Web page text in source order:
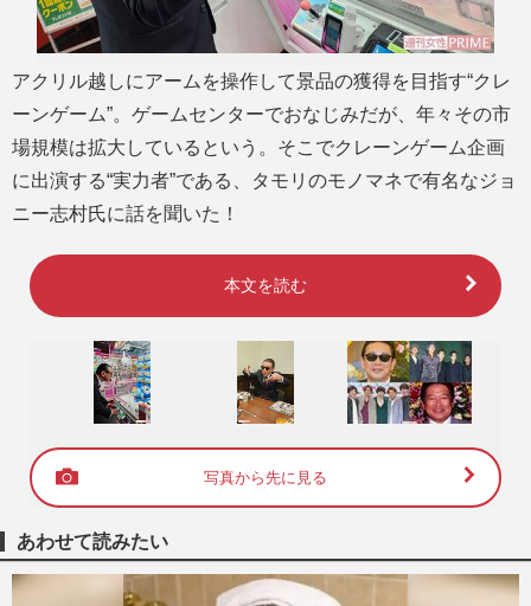
アクリル越しにアームを操作して景品の獲得を目指す“クレ
ーンゲーム”。ゲームセンターでおなじみだが、年々その市
場規模は拡大しているという。そこでクレーンゲーム企画
に出演する“実力者”である、タモリのモノマネで有名なジョ
ニー志村氏に話を聞いた！
本文を読む
写真から先に見る
あわせて読みたい